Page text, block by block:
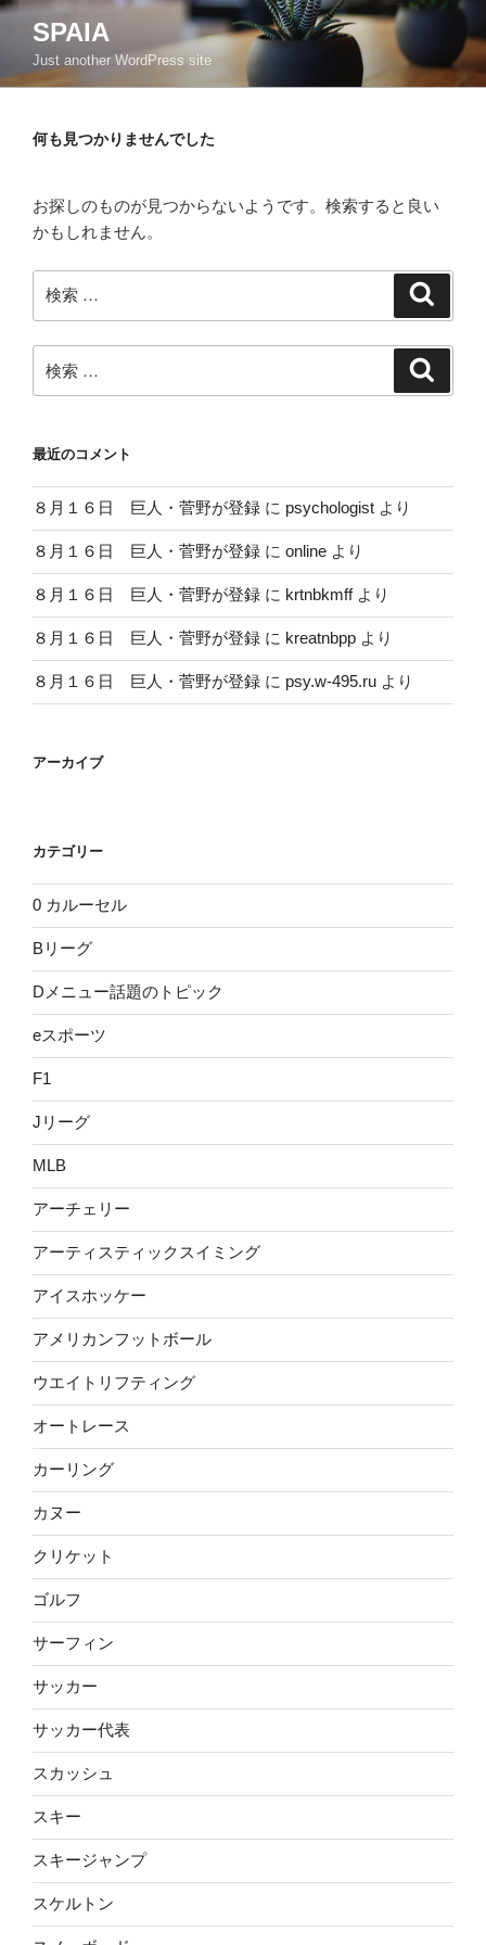
コ
ン
SPAIA
Just another WordPress site
何も見つかりませんでした
お探しのものが見つからないようです。検索すると良い
かもしれません。
検
索:
索:
最近のコメント
８月１６日 巨人・菅野が登録 に psychologist より
８月１６日 巨人・菅野が登録 に online より
８月１６日 巨人・菅野が登録 に krtnbkmffより
８月１６日 巨人・菅野が登録 に kreatnbpp より
８月１６日 巨人・菅野が登録 に psy.w-495.ru より
アーカイブ
カテゴリー
0 カルーセル
Bリーグ
Dメニュー話題のトピック
eスポーツ
F1
Jリーグ
MLB
アーチェリー
アーティスティックスイミング
アイスホッケー
アメリカンフットボール
ウエイトリフティング
オートレース
カーリング
カヌー
クリケット
ゴルフ
サーフィン
サッカー
サッカー代表
スカッシュ
スキー
スキージャンプ
スケルトン